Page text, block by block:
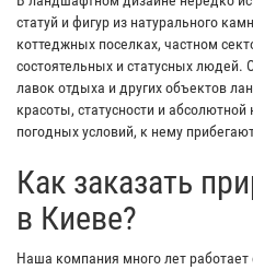
статуй и фигур из натурального
коттеджных поселках, частном
состоятельных и статусных
лавок отдыха и других объектов
красоты, статусности и
погодных условий, к нему
Как заказать
в Киеве?
Наша компания много лет